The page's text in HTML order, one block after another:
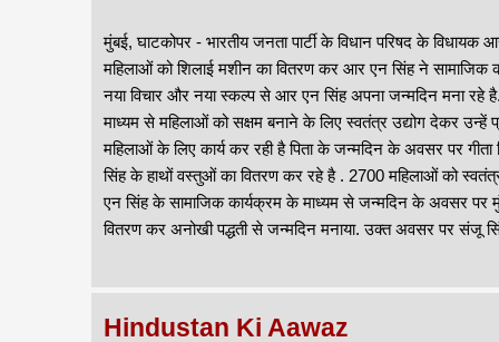
मुंबई, घाटकोपर - भारतीय जनता पार्टी के विधान परिषद के
महिलाओं को शिलाई मशीन का वितरण कर आर एन सिंह ने सामाजिक
नया विचार और नया स्कल्प से आर एन सिंह अपना जन्मदिन मना
माध्यम से महिलाओं को सक्षम बनाने के लिए स्वतंत्र उद्योग देकर उन्हें
महिलाओं के लिए कार्य कर रही है पिता के जन्मदिन के अवसर पर
सिंह के हाथों वस्तुओं का वितरण कर रहे है . 2700 महिलाओं को
एन सिंह के सामाजिक कार्यक्रम के माध्यम से जन्मदिन के अवसर पर
वितरण कर अनोखी पद्धती से जन्मदिन मनाया. उक्त अवसर पर संजू
Hindustan Ki Aawaz